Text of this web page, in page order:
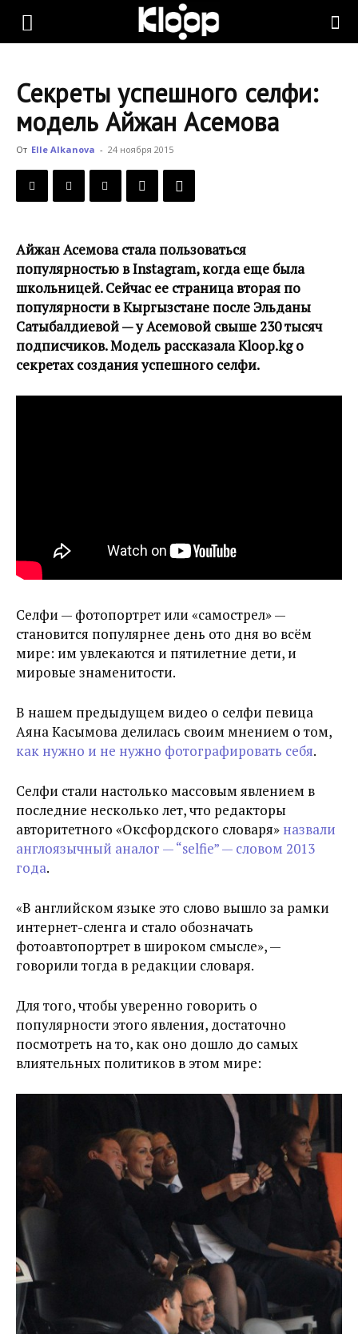
KLOOP.KG
Новости
Секреты успешного селфи:
модель Айжан Асемова
От Elle Alkanova - 24 ноября 2015
Айжан Асемова стала пользоваться
популярностью в Instagram, когда еще была
школьницей. Сейчас ее страница вторая по
популярности в Кыргызстане после Эльданы
Сатыбалдиевой — у Асемовой свыше 230 тысяч
подписчиков. Модель рассказала Kloop.kg о
секретах создания успешного селфи.
Селфи — фотопортрет или «самострел» —
становится популярнее день ото дня во всём
мире: им увлекаются и пятилетние дети, и
мировые знаменитости.
В нашем предыдущем видео о селфи певица
Аяна Касымова делилась своим мнением о том,
как нужно и не нужно фотографировать себя.
Селфи стали настолько массовым явлением в
последние несколько лет, что редакторы
авторитетного «Оксфордского словаря» назвали
англоязычный аналог — “selfie” — словом 2013
года.
«В английском языке это слово вышло за рамки
интернет-сленга и стало обозначать
фотоавтопортрет в широком смысле», —
говорили тогда в редакции словаря.
Для того, чтобы уверенно говорить о
популярности этого явления, достаточно
посмотреть на то, как оно дошло до самых
влиятельных политиков в этом мире: